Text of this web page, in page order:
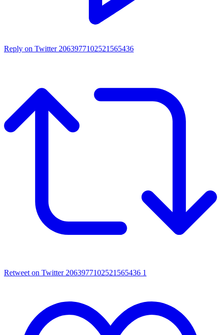
Reply on Twitter 2063977102521565436
Retweet on Twitter 2063977102521565436 1